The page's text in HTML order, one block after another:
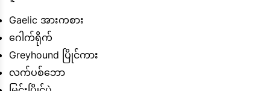
Gaelic အားကစား
ဂေါက်ရိုက်
Greyhound ပြိုင်ကား
လက်ပစ်ဘော